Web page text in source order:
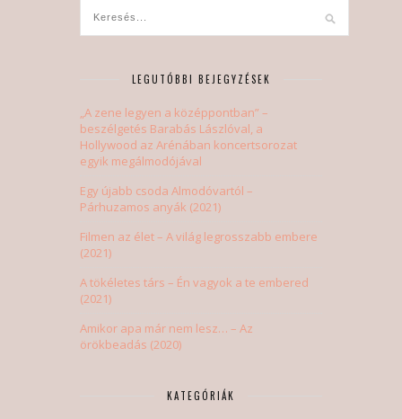
LEGUTÓBBI BEJEGYZÉSEK
„A zene legyen a középpontban” –
beszélgetés Barabás Lászlóval, a
Hollywood az Arénában koncertsorozat
egyik megálmodójával
Egy újabb csoda Almodóvartól –
Párhuzamos anyák (2021)
Filmen az élet – A világ legrosszabb embere
(2021)
A tökéletes társ – Én vagyok a te embered
(2021)
Amikor apa már nem lesz… – Az
örökbeadás (2020)
KATEGÓRIÁK